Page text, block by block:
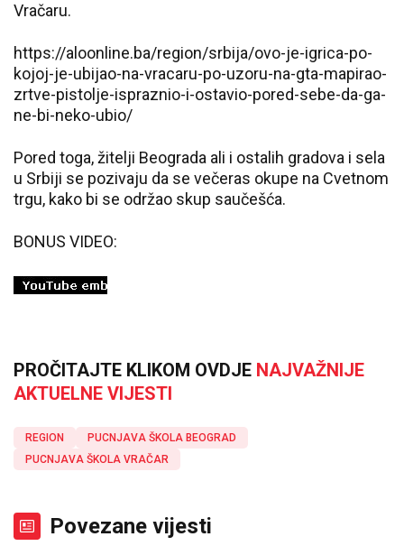
Vračaru.
https://aloonline.ba/region/srbija/ovo-je-igrica-po-
kojoj-je-ubijao-na-vracaru-po-uzoru-na-gta-mapirao-
zrtve-pistolje-ispraznio-i-ostavio-pored-sebe-da-ga-
ne-bi-neko-ubio/
Pored toga, žitelji Beograda ali i ostalih gradova i sela
u Srbiji se pozivaju da se večeras okupe na Cvetnom
trgu, kako bi se održao skup saučešća.
BONUS VIDEO:
PROČITAJTE KLIKOM OVDJE NAJVAŽNIJE
AKTUELNE VIJESTI
REGION
PUCNJAVA ŠKOLA BEOGRAD
PUCNJAVA ŠKOLA VRAČAR
Povezane vijesti